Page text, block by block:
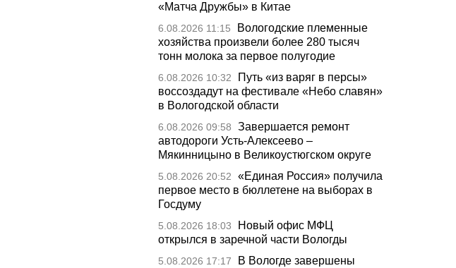
«Матча Дружбы» в Китае
6.08.2026 11:15
Вологодские племенные
хозяйства произвели более 280 тысяч
тонн молока за первое полугодие
6.08.2026 10:32
Путь «из варяг в персы»
воссоздадут на фестивале «Небо славян»
в Вологодской области
6.08.2026 09:58
Завершается ремонт
автодороги Усть-Алексеево –
Мякинницыно в Великоустюгском округе
5.08.2026 20:52
«Единая Россия» получила
первое место в бюллетене на выборах в
Госдуму
5.08.2026 18:03
Новый офис МФЦ
открылся в заречной части Вологды
5.08.2026 17:17
В Вологде завершены